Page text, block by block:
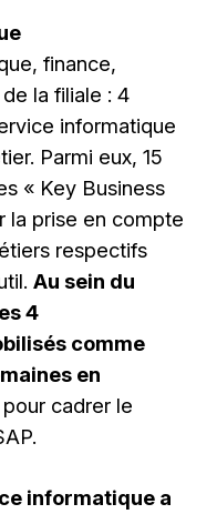
finance,
la filiale : 4
informatique
Parmi eux, 15
« Key Business
la prise en compte
respectifs
Au sein du
4
comme
en
pour cadrer le
informatique a